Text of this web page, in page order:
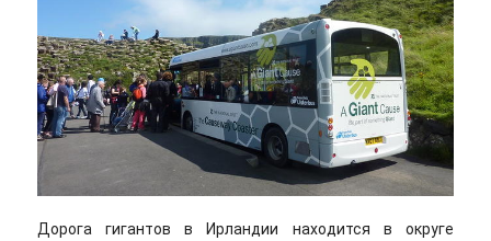
Дорога гигантов в Ирландии находится в округе